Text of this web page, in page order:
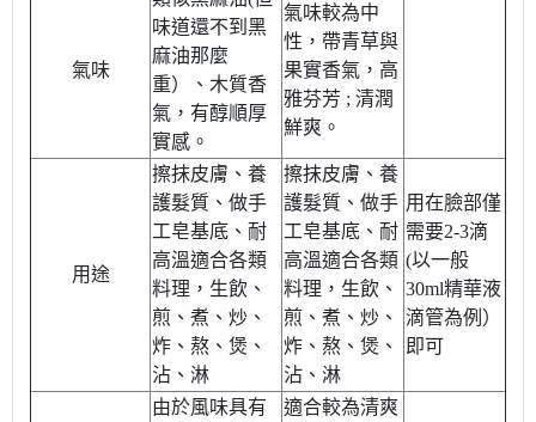
氣味
味道還不到黑
麻油那麼
重）、 木質香
氣，有醇順厚
實感。
氣味較為中
性，帶青草與
果實香氣，高
雅芬芳 ; 清潤
鮮爽。
用途
擦抹皮膚、養
護髮質、做手
工皂基底、耐
高溫適合各類
料理，生飲、
煎、煮、炒、
炸、熬、煲、
沾、淋
擦抹皮膚、養
護髮質、做手
工皂基底、耐
高溫適合各類
料理，生飲、
煎、煮、炒、
炸、熬、煲、
沾、淋
用在臉部僅
需要2-3滴
(以一般
30ml精華液
滴管為例）
即可
由於風味具有
適合較為清爽